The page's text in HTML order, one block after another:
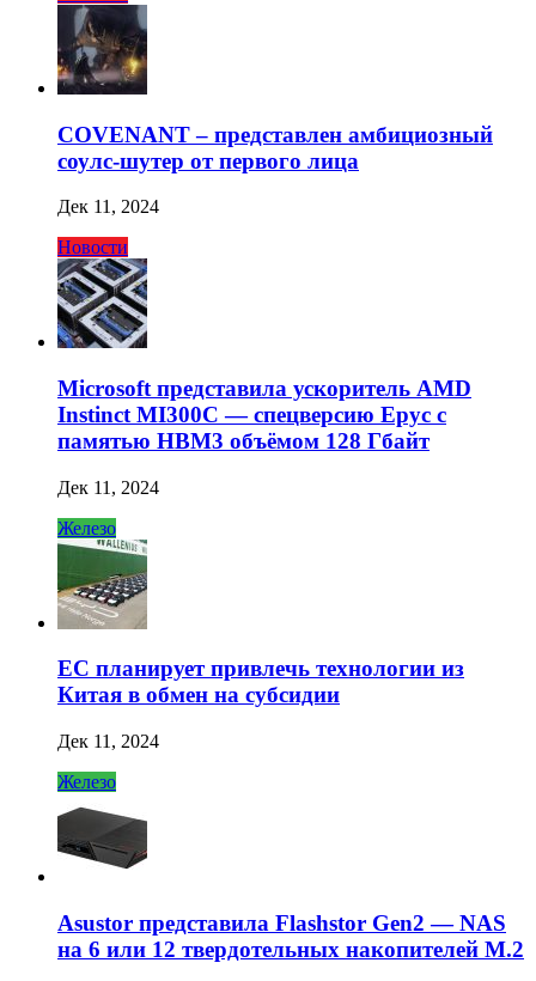
COVENANT – представлен амбициозный
соулс-шутер от первого лица
Дек 11, 2024
Новости
Microsoft представила ускоритель AMD
Instinct MI300C — спецверсию Epyc с
памятью HBM3 объёмом 128 Гбайт
Дек 11, 2024
Железо
ЕС планирует привлечь технологии из
Китая в обмен на субсидии
Дек 11, 2024
Железо
Asustor представила Flashstor Gen2 — NAS
на 6 или 12 твердотельных накопителей M.2